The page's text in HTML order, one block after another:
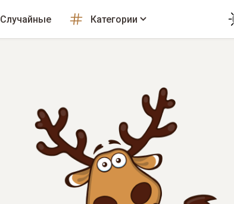
Случайные Категории